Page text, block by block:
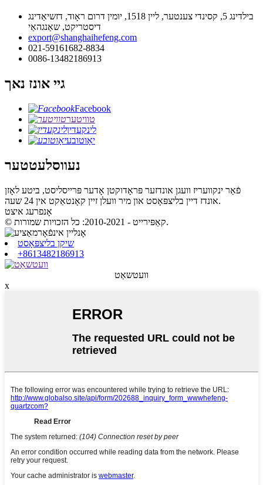
בילדינג 5, קסינדי צענטער, ליין 1518, יומין דרום ראָוד, דזשיאַדינג
דיסטריקט, שאַנגהאַי
export@shanghaihefeng.com
021-59161682-8834
0086-13482186913
גיי אונז נאך
Facebook
טוויטער
לינקעדין
יאָוטובע
נעווסלעטטער
פֿאַר ינקוועריז וועגן אונדזער פּראָדוקטן אָדער פּרייסליסט, ביטע לאָזן
אונדז דיין בליצפּאָסט און מיר וועלן זיין קאָנטאַקט אין 24 שעה.
אָנפרעג איצט
© קאַפּירייט - 2010-2021: כל הזכויות שמורות.
שיקן בליצפּאָסט
+8613482186913
וועטשאַט
x